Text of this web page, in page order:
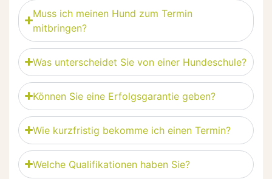
Muss ich meinen Hund zum Termin
mitbringen?
Was unterscheidet Sie von einer Hundeschule?
Können Sie eine Erfolgsgarantie geben?
Wie kurzfristig bekomme ich einen Termin?
Welche Qualifikationen haben Sie?